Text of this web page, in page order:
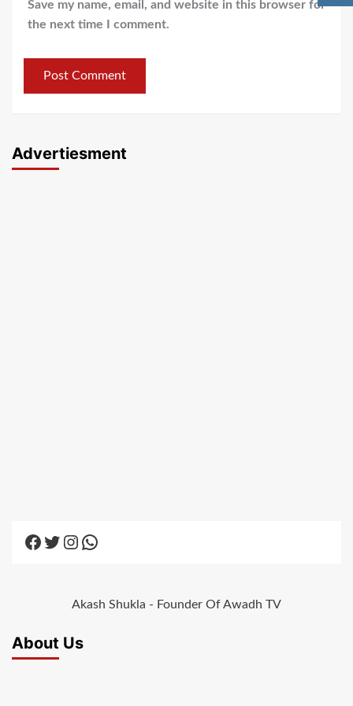
Save my name, email, and website in this browser for
the next time I comment.
Advertiesment
Facebook
Twitter
Instagram
WhatsApp
Akash Shukla - Founder Of Awadh TV
About Us